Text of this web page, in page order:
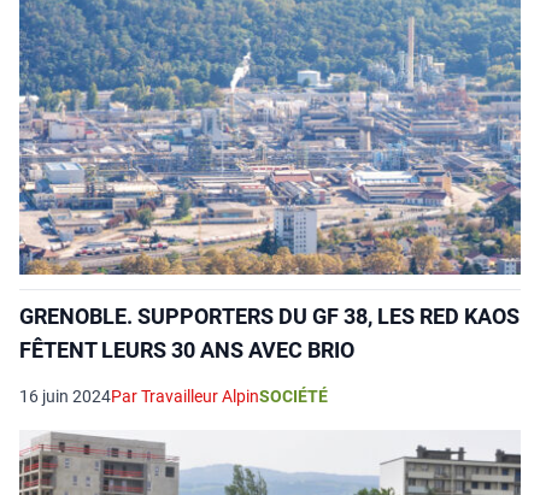
GRENOBLE. SUPPORTERS DU GF 38, LES RED KAOS
FÊTENT LEURS 30 ANS AVEC BRIO
16 juin 2024Par Travailleur AlpinSOCIÉTÉ